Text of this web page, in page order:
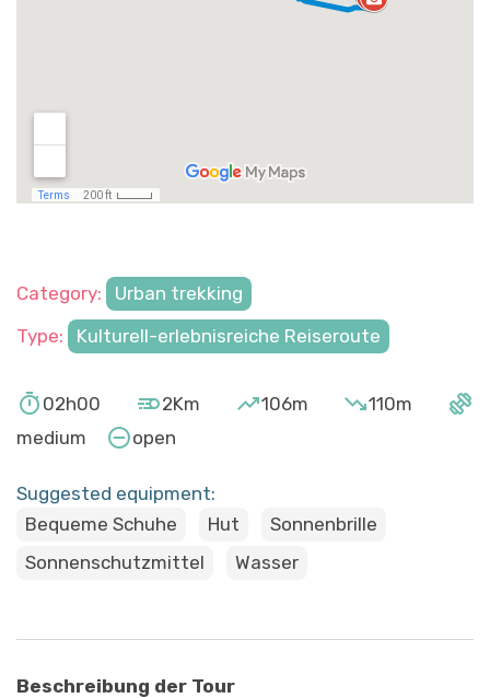
Category:
Urban trekking
Type:
Kulturell-erlebnisreiche Reiseroute
 02h00 2Km 106m 110m 
medium open
Suggested equipment:
Bequeme Schuhe
Hut
Sonnenbrille
Sonnenschutzmittel
Wasser
Beschreibung der Tour